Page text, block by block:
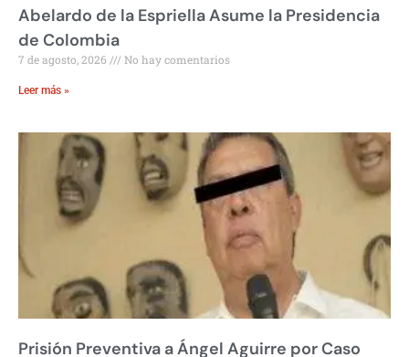
Abelardo de la Espriella Asume la Presidencia
de Colombia
7 de agosto, 2026 No hay comentarios
Leer más »
Prisión Preventiva a Ángel Aguirre por Caso